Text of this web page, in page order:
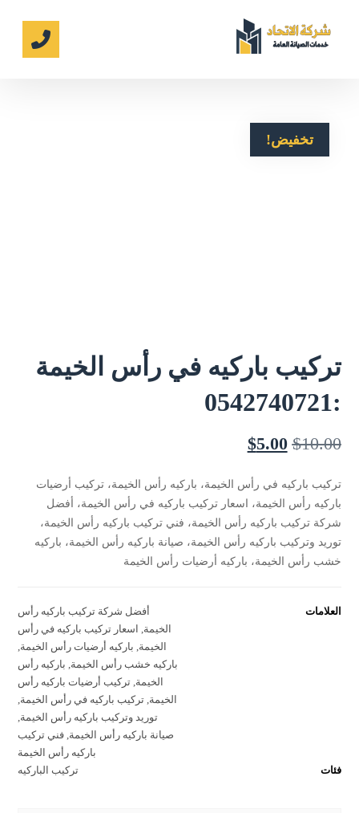
تخفيض!
تركيب باركيه في رأس الخيمة
:0542740721
$10.00
$5.00
تركيب باركيه في رأس الخيمة، باركيه رأس الخيمة، تركيب أرضيات
باركيه رأس الخيمة، اسعار تركيب باركيه في رأس الخيمة، أفضل
شركة تركيب باركيه رأس الخيمة، فني تركيب باركيه رأس الخيمة،
توريد وتركيب باركيه رأس الخيمة، صيانة باركيه رأس الخيمة، باركيه
خشب رأس الخيمة، باركيه أرضيات رأس الخيمة
العلامات
أفضل شركة تركيب باركيه رأس
الخيمة,
اسعار تركيب باركيه في رأس
الخيمة, باركيه أرضيات رأس الخيمة,
باركيه خشب رأس الخيمة, باركيه رأس
الخيمة, تركيب أرضيات باركيه رأس
الخيمة, تركيب باركيه في رأس الخيمة,
توريد وتركيب باركيه رأس الخيمة,
صيانة باركيه رأس الخيمة, فني تركيب
باركيه رأس الخيمة
فئات
تركيب الباركيه